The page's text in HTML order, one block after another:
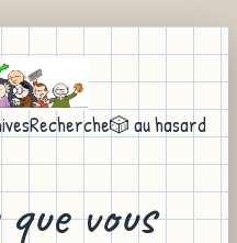
Recherche🎲 au hasard
vous